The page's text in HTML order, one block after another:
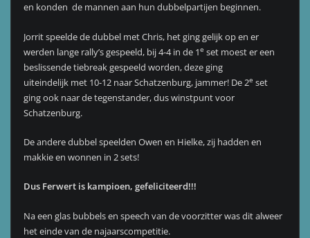
en konden de mannen aan hun dubbelpartijen beginnen.
Jorrit speelde de dubbel met Chris, het ging gelijk op en er
werden lange rally’s gespeeld, bij 4-4 in de 1e set moest er een
beslissende tiebreak gespeeld worden, deze ging
uiteindelijk met 10-12 naar Schatzenburg, jammer! De 2e set
ging ook naar de tegenstander, dus winstpunt voor
Schatzenburg.
De andere dubbel speelden Owen en Hielke, zij hadden en
makkie en wonnen in 2 sets!
Dus Ferwert is kampioen, gefeliciteerd!!!
Na een glas bubbels en speech van de voorzitter was dit alweer
het einde van de najaarscompetitie.